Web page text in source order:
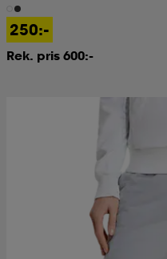
250:-
Rek. pris 600:-